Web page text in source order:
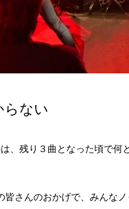
ない
、残り３曲となった頃で何
さんのおかげで、みんなノ